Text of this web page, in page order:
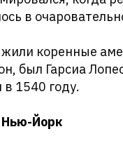
в
жили коренные
был Гарсиа
в 1540 году.
Нью-Йорк